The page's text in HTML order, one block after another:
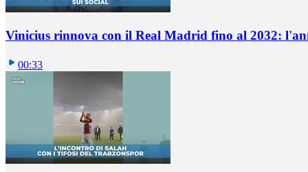
Vinicius rinnova con il Real Madrid fino al 2032:
00:33